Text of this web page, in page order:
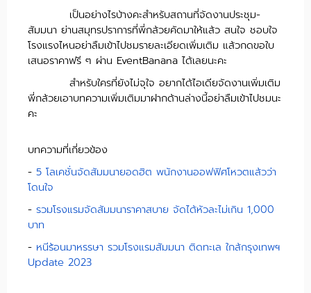
เป็นอย่างไรบ้างคะสำหรับสถานที่จัดงานประชุม-
สัมมนา ย่านสมุทรปราการที่พี่กล้วยคัดมาให้แล้ว สนใจ ชอบใจ
โรงแรงไหนอย่าลืมเข้าไปชมรายละเอียดเพิ่มเติม แล้วกดขอใบ
เสนอราคาฟรี ๆ ผ่าน EventBanana ได้เลยนะคะ
สำหรับใครที่ยังไม่จุใจ อยากได้ไอเดียจัดงานเพิ่มเติม
พี่กล้วยเอาบทความเพิ่มเติมมาฝากด้านล่างนี้อย่าลืมเข้าไปชมนะ
คะ
บทความที่เกี่ยวข้อง
- 5 โลเคชั่นจัดสัมมนายอดฮิต พนักงานออฟฟิศโหวตแล้วว่า
โดนใจ
- รวมโรงแรมจัดสัมมนาราคาสบาย จัดได้หัวละไม่เกิน 1,000
บาท
- หนีร้อนมาหรรษา รวมโรงแรมสัมมนา ติดทะเล ใกล้กรุงเทพฯ
Update 2023